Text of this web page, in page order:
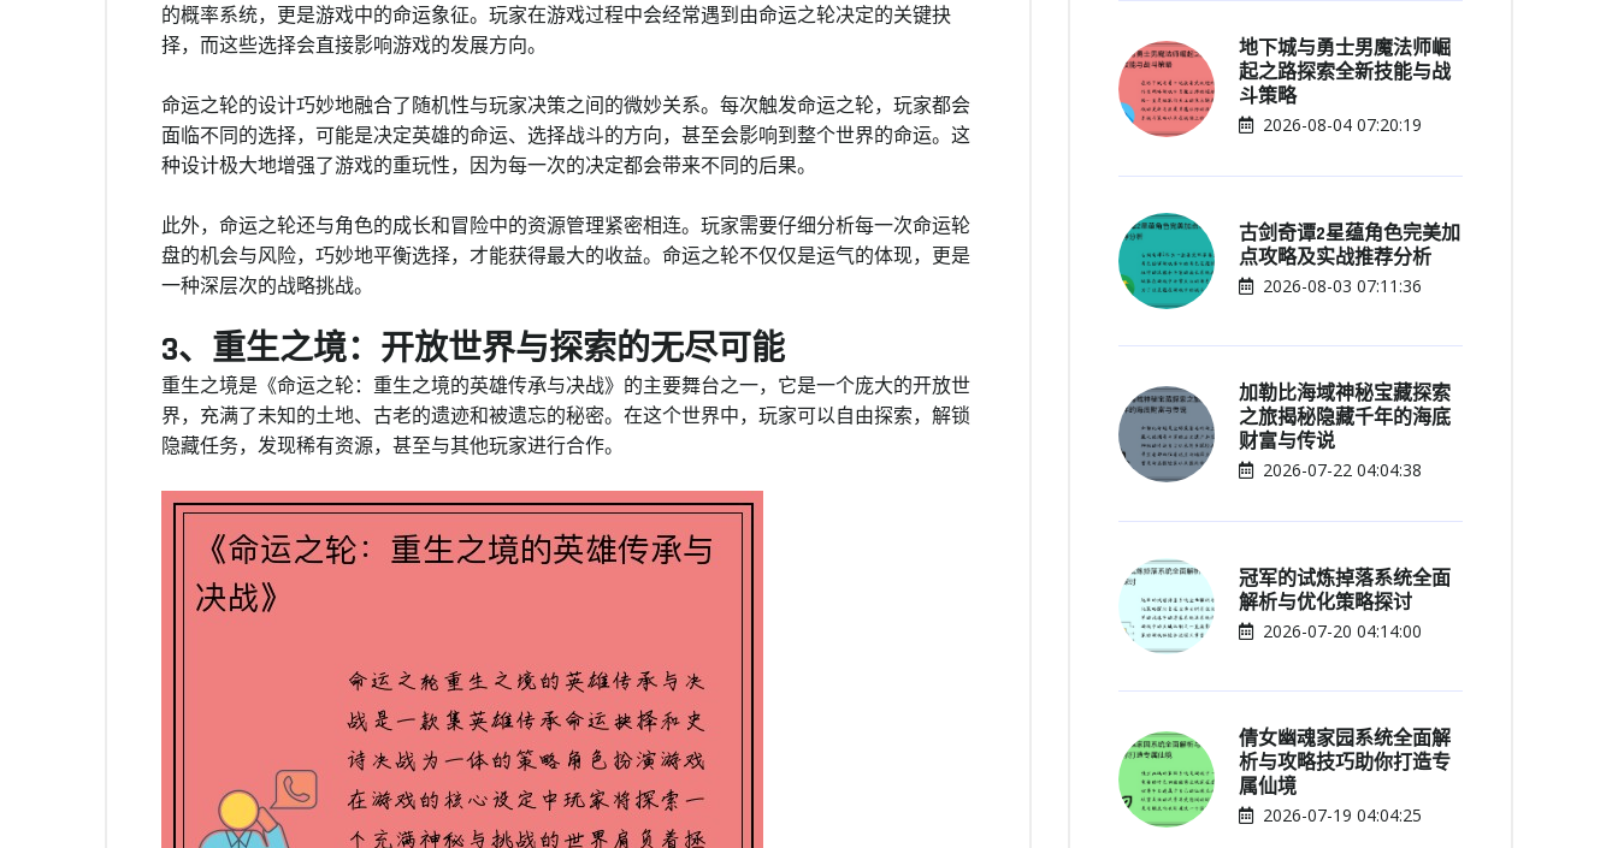
的概率系统，更是游戏中的命运象征。玩家在游戏过程中会经常遇到由命运之轮决定的关键抉
择，而这些选择会直接影响游戏的发展方向。
命运之轮的设计巧妙地融合了随机性与玩家决策之间的微妙关系。每次触发命运之轮，玩家都会
面临不同的选择，可能是决定英雄的命运、选择战斗的方向，甚至会影响到整个世界的命运。这
种设计极大地增强了游戏的重玩性，因为每一次的决定都会带来不同的后果。
此外，命运之轮还与角色的成长和冒险中的资源管理紧密相连。玩家需要仔细分析每一次命运轮
盘的机会与风险，巧妙地平衡选择，才能获得最大的收益。命运之轮不仅仅是运气的体现，更是
一种深层次的战略挑战。
3、重生之境：开放世界与探索的无尽可能
重生之境是《命运之轮：重生之境的英雄传承与决战》的主要舞台之一，它是一个庞大的开放世
界，充满了未知的土地、古老的遗迹和被遗忘的秘密。在这个世界中，玩家可以自由探索，解锁
隐藏任务，发现稀有资源，甚至与其他玩家进行合作。
地下城与勇士男魔法师崛
起之路探索全新技能与战
斗策略
2026-08-04 07:20:19
古剑奇谭2星蕴角色完美加
点攻略及实战推荐分析
2026-08-03 07:11:36
加勒比海域神秘宝藏探索
之旅揭秘隐藏千年的海底
财富与传说
2026-07-22 04:04:38
冠军的试炼掉落系统全面
解析与优化策略探讨
2026-07-20 04:14:00
倩女幽魂家园系统全面解
析与攻略技巧助你打造专
属仙境
2026-07-19 04:04:25